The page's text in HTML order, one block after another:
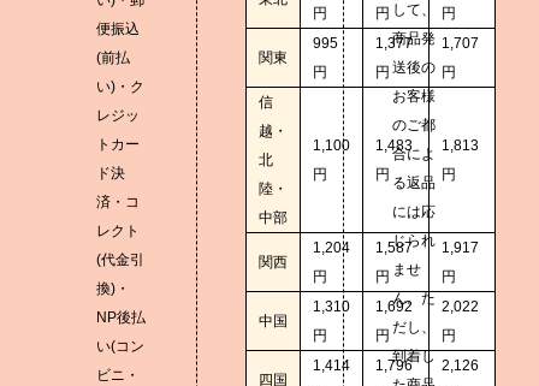
便振込
(前払
い)・ク
レジッ
トカー
ド決
済・コ
レクト
(代金引
換)・
NP後払
い(コン
ビニ・
円
円 円
関東
995
円
1,377
円
1,707
円
信
越・
北
陸・
中部
1,100
円
1,483
円
1,813
円
関西
1,204
円
1,587
円
1,917
円
中国
1,310
円
1,692
円
2,022
円
四国
1,414
1,796
2,126
して、
商品発
送後の
お客様
のご都
合によ
る返品
には応
じられ
ませ
ん。た
だし、
到着し